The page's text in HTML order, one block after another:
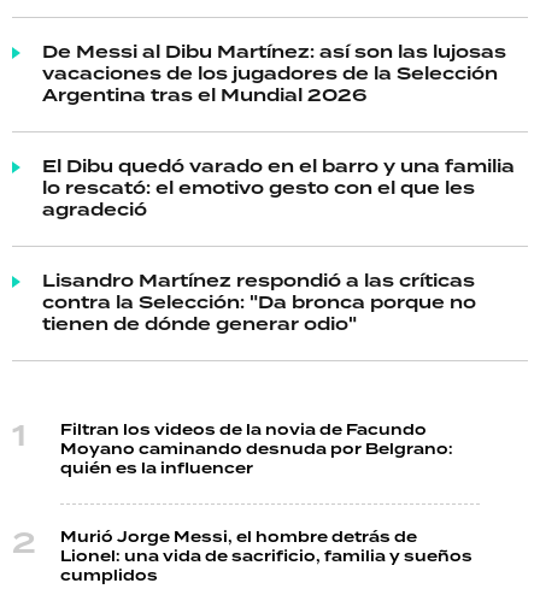
De Messi al Dibu Martínez: así son las lujosas
vacaciones de los jugadores de la Selección
Argentina tras el Mundial 2026
El Dibu quedó varado en el barro y una familia
lo rescató: el emotivo gesto con el que les
agradeció
Lisandro Martínez respondió a las críticas
contra la Selección: "Da bronca porque no
tienen de dónde generar odio"
Filtran los videos de la novia de Facundo
Moyano caminando desnuda por Belgrano:
quién es la influencer
Murió Jorge Messi, el hombre detrás de
Lionel: una vida de sacrificio, familia y sueños
cumplidos